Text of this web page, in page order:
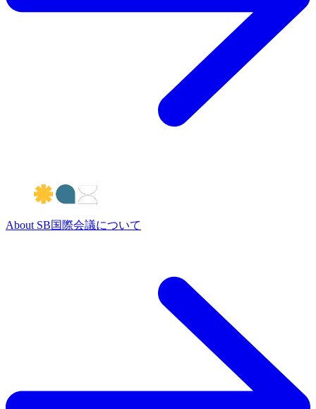
About SB国際会議について